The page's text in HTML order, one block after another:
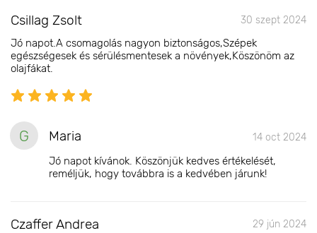
Csillag Zsolt 30 szept 2024
Jó napot.A csomagolás nagyon biztonságos,Szépek
egészségesek és sérülésmentesek a növények,Köszönöm az
olajfákat.
G Maria 14 oct 2024
Jó napot kívánok. Köszönjük kedves értékelését,
reméljük, hogy továbbra is a kedvében járunk!
Czaffer Andrea 29 jún 2024